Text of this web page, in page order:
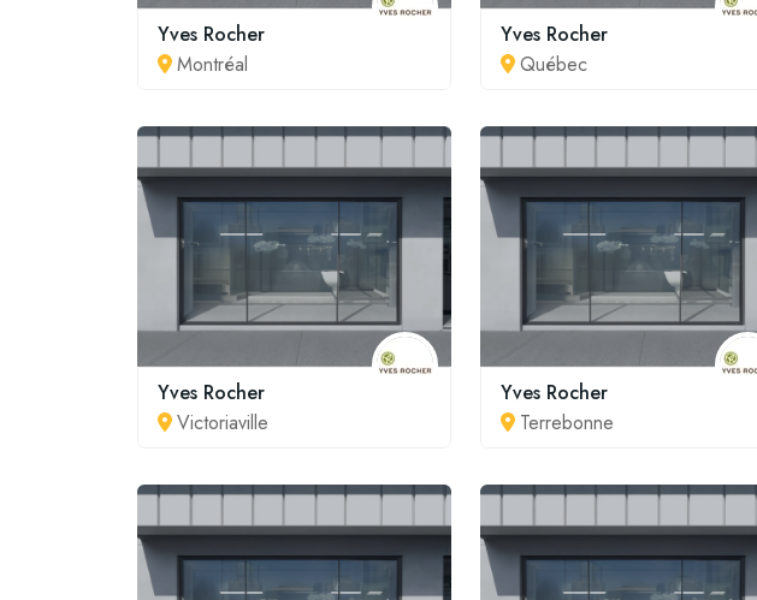
Yves Rocher
Montréal
Yves Rocher
Québec
Yves Rocher
Victoriaville
Yves Rocher
Terrebonne